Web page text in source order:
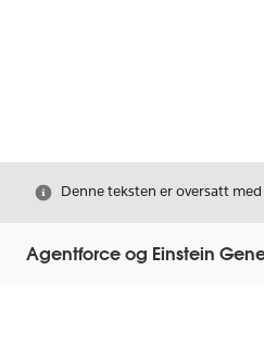
Avslutt
Denne teksten er oversatt
Agentforce og Einstein